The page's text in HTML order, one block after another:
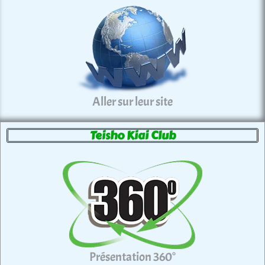
Aller sur leur site
Teisho Kiai Club
Présentation 360°